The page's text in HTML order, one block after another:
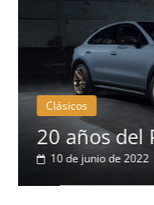
Clásicos
50